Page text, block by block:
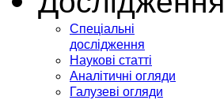
Спеціальні
дослідження
Наукові статті
Аналітичні огляди
Галузеві огляди